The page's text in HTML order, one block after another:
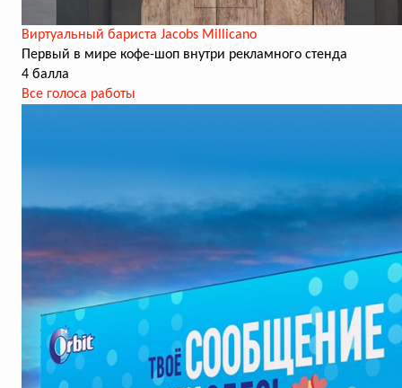
Виртуальный бариста Jacobs Millicano
Первый в мире кофе-шоп внутри рекламного стенда
4 балла
Все голоса работы